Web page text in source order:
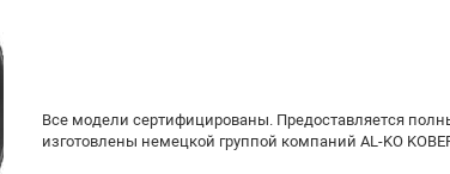
Все модели сертифицированы. Предоставляется
изготовлены немецкой группой компаний AL-KO